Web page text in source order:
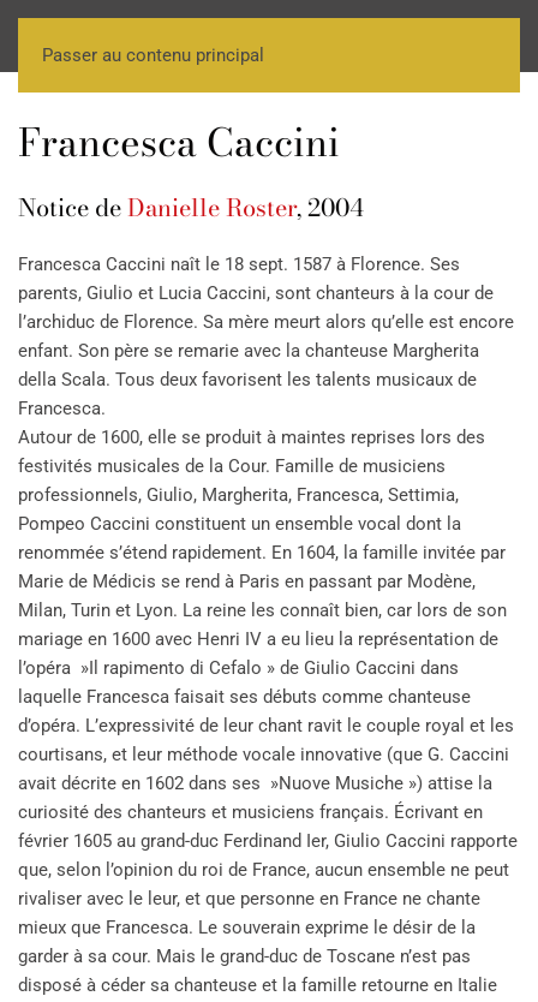
Passer au contenu principal
Francesca Caccini
Notice deDanielle Roster, 2004
Francesca Caccini naît le 18 sept. 1587 à Florence. Ses
parents, Giulio et Lucia Caccini, sont chanteurs à la cour de
l’archiduc de Florence. Sa mère meurt alors qu’elle est encore
enfant. Son père se remarie avec la chanteuse Margherita
della Scala. Tous deux favorisent les talents musicaux de
Francesca.
Autour de 1600, elle se produit à maintes reprises lors des
festivités musicales de la Cour. Famille de musiciens
professionnels, Giulio, Margherita, Francesca, Settimia,
Pompeo Caccini constituent un ensemble vocal dont la
renommée s’étend rapidement. En 1604, la famille invitée par
Marie de Médicis se rend à Paris en passant par Modène,
Milan, Turin et Lyon. La reine les connaît bien, car lors de son
mariage en 1600 avec Henri IV a eu lieu la représentation de
l’opéra »Il rapimento di Cefalo » de Giulio Caccini dans
laquelle Francesca faisait ses débuts comme chanteuse
d’opéra. L’expressivité de leur chant ravit le couple royal et les
courtisans, et leur méthode vocale innovative (que G. Caccini
avait décrite en 1602 dans ses »Nuove Musiche ») attise la
curiosité des chanteurs et musiciens français. Écrivant en
février 1605 au grand-duc Ferdinand Ier, Giulio Caccini rapporte
que, selon l’opinion du roi de France, aucun ensemble ne peut
rivaliser avec le leur, et que personne en France ne chante
mieux que Francesca. Le souverain exprime le désir de la
garder à sa cour. Mais le grand-duc de Toscane n’est pas
disposé à céder sa chanteuse et la famille retourne en Italie